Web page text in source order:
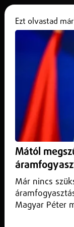
egyetlen
2025. november 19.
Egyetlen
HungaroMet
Ezt olvastad
Mától
Már nincs
Magyar Péter